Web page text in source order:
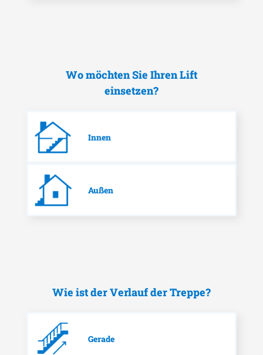
Wo möchten Sie Ihren Lift
einsetzen?
Innen
Außen
Wie ist der Verlauf der Treppe?
Gerade